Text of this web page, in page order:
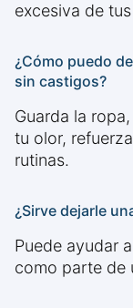
excesiva de
¿Cómo puedo
sin castigos?
Guarda la
tu olor,
rutinas.
¿Sirve dejarle
Puede ayudar
como parte de